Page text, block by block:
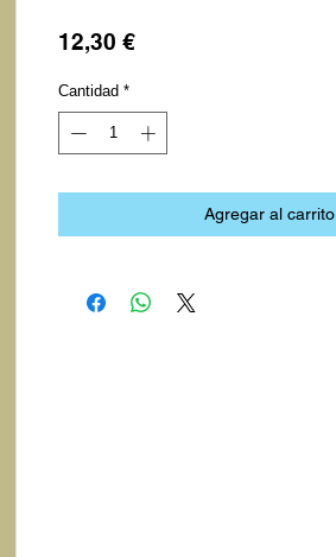
12,30 €Precio
Cantidad *
Agregar al carrito